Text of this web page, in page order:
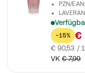
PZN/EAN
Luxuriöser
-15% €
€ 90,53 /
VK € 7,99